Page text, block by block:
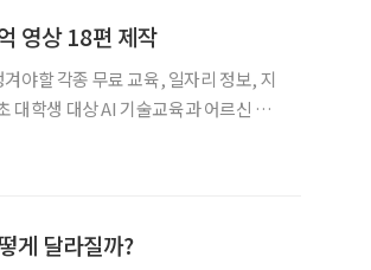
영상 18편 제작
야할 각종 무료 교육, 일자리 정보, 지
게 달라질까?